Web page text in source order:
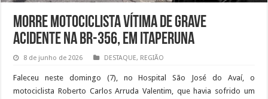
Morre motociclista vítima de grave
acidente na BR-356, em Itaperuna
8 de junho de 2026 DESTAQUE, REGIÃO
Faleceu neste domingo (7), no Hospital São José do Avaí, o
motociclista Roberto Carlos Arruda Valentim, que havia sofrido um